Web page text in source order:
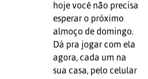
hoje você não precisa
esperar o próximo
almoço de domingo.
Dá pra jogar com ela
agora, cada um na
sua casa, pelo celular